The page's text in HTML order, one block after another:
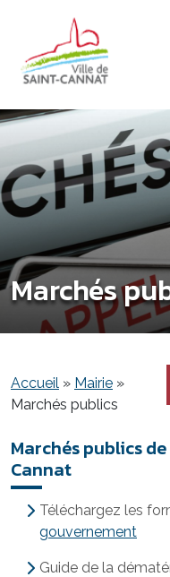
Marchés
Accueil » Mairie »
Marchés publics
Marchés publics
Cannat
Téléchargez les
gouvernement
Guide de la